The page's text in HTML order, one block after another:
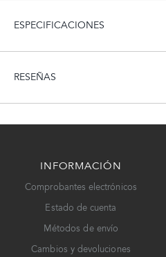
ESPECIFICACIONES
RESEÑAS
INFORMACIÓN
Comprobantes electrónicos
Estado de cuenta
Métodos de envío
Cambios y devoluciones